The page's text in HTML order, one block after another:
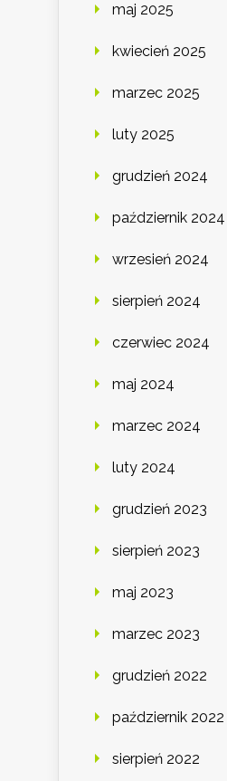
maj 2025
kwiecień 2025
marzec 2025
luty 2025
grudzień 2024
październik 2024
wrzesień 2024
sierpień 2024
czerwiec 2024
maj 2024
marzec 2024
luty 2024
grudzień 2023
sierpień 2023
maj 2023
marzec 2023
grudzień 2022
październik 2022
sierpień 2022